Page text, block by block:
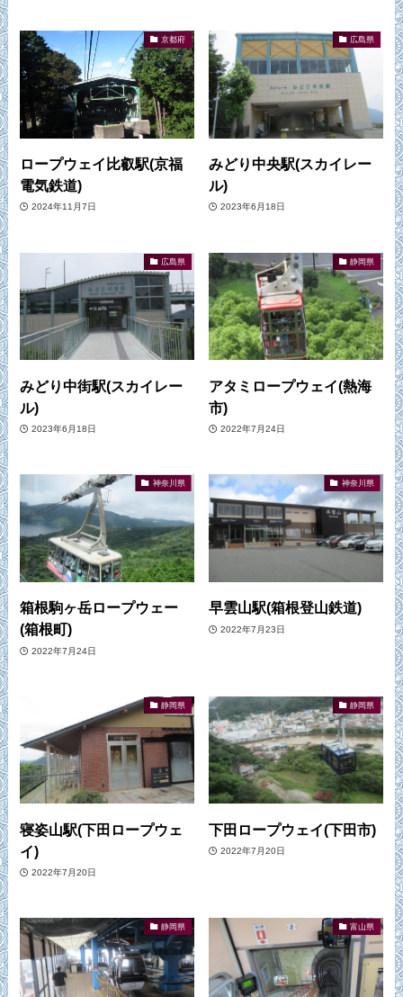
京都府
ロープウェイ比叡駅(京福
電気鉄道)
2024年11月7日
広島県
みどり中央駅(スカイレー
ル)
2023年6月18日
広島県
みどり中街駅(スカイレー
ル)
2023年6月18日
静岡県
アタミロープウェイ(熱海
市)
2022年7月24日
神奈川県
箱根駒ヶ岳ロープウェー
(箱根町)
2022年7月24日
神奈川県
早雲山駅(箱根登山鉄道)
2022年7月23日
静岡県
寝姿山駅(下田ロープウェ
イ)
2022年7月20日
静岡県
下田ロープウェイ(下田市)
2022年7月20日
静岡県 富山県